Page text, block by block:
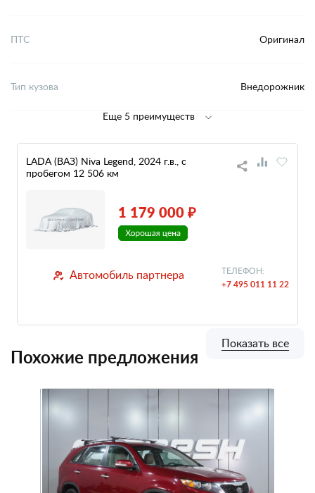
ПТС Оригинал
Тип кузова Внедорожник
Еще 5 преимуществ
LADA (ВАЗ) Niva Legend, 2024 г.в., с
пробегом 12 506 км
1 179 000 ₽
Автомобиль партнера ТЕЛЕФОН:
+7 495 011 11 22
Похожие предложения
Показать все